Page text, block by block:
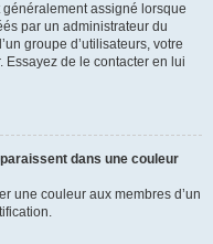
généralement assigné lorsque
par un administrateur du
groupe d’utilisateurs, votre
Essayez de le contacter en lui
dans une couleur
une couleur aux membres d’un